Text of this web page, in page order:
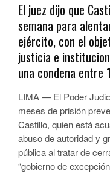
El juez dijo que
semana para
ejército, con el
justicia e
una condena entre
LIMA — El Poder
meses de prisión
Castillo, quien está
abuso de autoridad y
pública al tratar de
“gobierno de